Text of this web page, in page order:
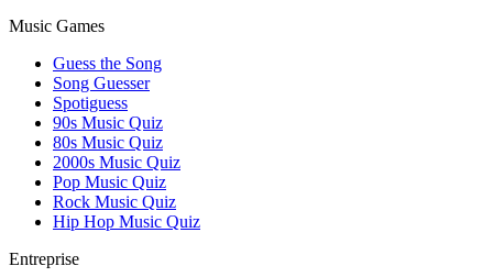
Music Games
Guess the Song
Song Guesser
Spotiguess
90s Music Quiz
80s Music Quiz
2000s Music Quiz
Pop Music Quiz
Rock Music Quiz
Hip Hop Music Quiz
Entreprise